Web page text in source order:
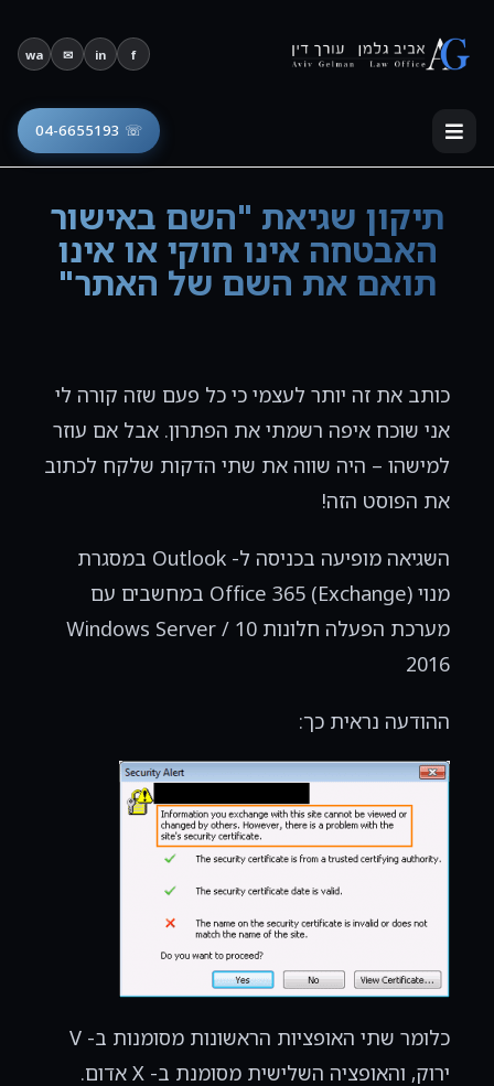
פתח סרגל נגישות
☏ 04-6655193
f
in
✉
wa
תיקון שגיאת "השם באישור
האבטחה אינו חוקי או אינו
תואם את השם של האתר"
כותב את זה יותר לעצמי כי כל פעם שזה קורה לי
אני שוכח איפה רשמתי את הפתרון. אבל אם עוזר
למישהו – היה שווה את שתי הדקות שלקח לכתוב
את הפוסט הזה!
השגיאה מופיעה בכניסה ל- Outlook במסגרת
מנוי Office 365 (Exchange) במחשבים עם
מערכת הפעלה חלונות 10 / Windows Server
2016
ההודעה נראית כך:
כלומר שתי האופציות הראשונות מסומנות ב- V
ירוק, והאופציה השלישית מסומנת ב- X אדום.